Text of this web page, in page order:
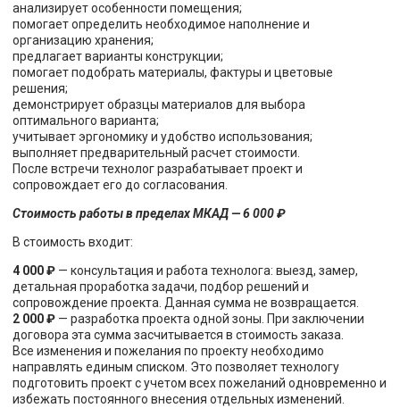
анализирует особенности помещения;
помогает определить необходимое наполнение и
организацию хранения;
предлагает варианты конструкции;
помогает подобрать материалы, фактуры и цветовые
решения;
демонстрирует образцы материалов для выбора
оптимального варианта;
учитывает эргономику и удобство использования;
выполняет предварительный расчет стоимости.
После встречи технолог разрабатывает проект и
сопровождает его до согласования.
Стоимость работы в пределах МКАД — 6 000 ₽
В стоимость входит:
4 000 ₽ — консультация и работа технолога: выезд, замер,
детальная проработка задачи, подбор решений и
сопровождение проекта. Данная сумма не возвращается.
2 000 ₽ — разработка проекта одной зоны. При заключении
договора эта сумма засчитывается в стоимость заказа.
Все изменения и пожелания по проекту необходимо
направлять единым списком. Это позволяет технологу
подготовить проект с учетом всех пожеланий одновременно и
избежать постоянного внесения отдельных изменений.